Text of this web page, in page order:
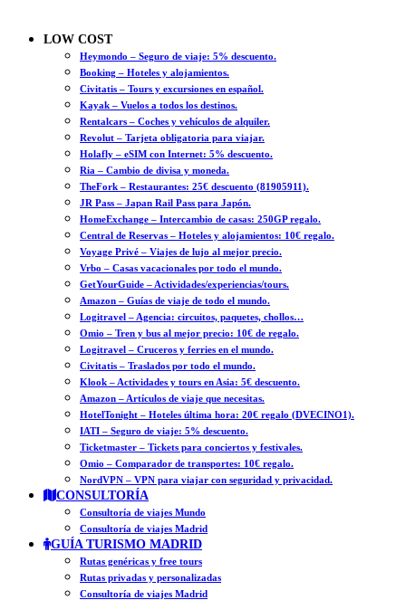
LOW COST
Heymondo – Seguro de viaje: 5% descuento.
Booking – Hoteles y alojamientos.
Civitatis – Tours y excursiones en español.
Kayak – Vuelos a todos los destinos.
Rentalcars – Coches y vehículos de alquiler.
Revolut – Tarjeta obligatoria para viajar.
Holafly – eSIM con Internet: 5% descuento.
Ria – Cambio de divisa y moneda.
TheFork – Restaurantes: 25€ descuento (81905911).
JR Pass – Japan Rail Pass para Japón.
HomeExchange – Intercambio de casas: 250GP regalo.
Central de Reservas – Hoteles y alojamientos: 10€ regalo.
Voyage Privé – Viajes de lujo al mejor precio.
Vrbo – Casas vacacionales por todo el mundo.
GetYourGuide – Actividades/experiencias/tours.
Amazon – Guías de viaje de todo el mundo.
Logitravel – Agencia: circuitos, paquetes, chollos…
Omio – Tren y bus al mejor precio: 10€ de regalo.
Logitravel – Cruceros y ferries en el mundo.
Civitatis – Traslados por todo el mundo.
Klook – Actividades y tours en Asia: 5€ descuento.
Amazon – Artículos de viaje que necesitas.
HotelTonight – Hoteles última hora: 20€ regalo (DVECINO1).
IATI – Seguro de viaje: 5% descuento.
Ticketmaster – Tickets para conciertos y festivales.
Omio – Comparador de transportes: 10€ regalo.
NordVPN – VPN para viajar con seguridad y privacidad.
CONSULTORÍA
Consultoría de viajes Mundo
Consultoría de viajes Madrid
GUÍA TURISMO MADRID
Rutas genéricas y free tours
Rutas privadas y personalizadas
Consultoría de viajes Madrid